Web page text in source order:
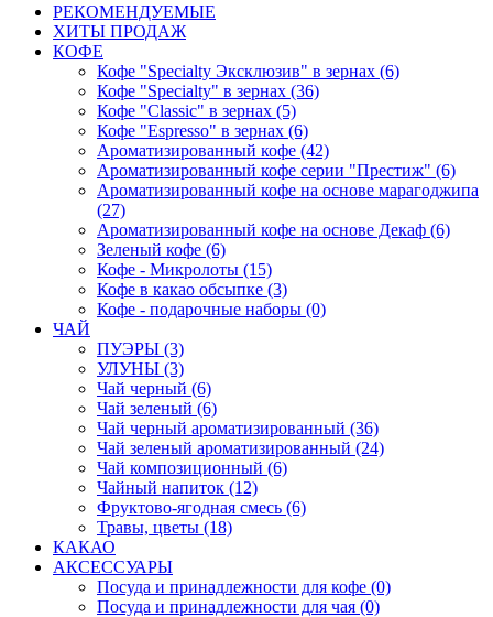
РЕКОМЕНДУЕМЫЕ
ХИТЫ ПРОДАЖ
КОФЕ
Кофе "Specialty Эксклюзив" в зернах (6)
Кофе "Specialty" в зернах (36)
Кофе "Classic" в зернах (5)
Кофе "Espresso" в зернах (6)
Ароматизированный кофе (42)
Ароматизированный кофе серии "Престиж" (6)
Ароматизированный кофе на основе марагоджипа
(27)
Ароматизированный кофе на основе Декаф (6)
Зеленый кофе (6)
Кофе - Микролоты (15)
Кофе в какао обсыпке (3)
Кофе - подарочные наборы (0)
ЧАЙ
ПУЭРЫ (3)
УЛУНЫ (3)
Чай черный (6)
Чай зеленый (6)
Чай черный ароматизированный (36)
Чай зеленый ароматизированный (24)
Чай композиционный (6)
Чайный напиток (12)
Фруктово-ягодная смесь (6)
Травы, цветы (18)
КАКАО
АКСЕССУАРЫ
Посуда и принадлежности для кофе (0)
Посуда и принадлежности для чая (0)